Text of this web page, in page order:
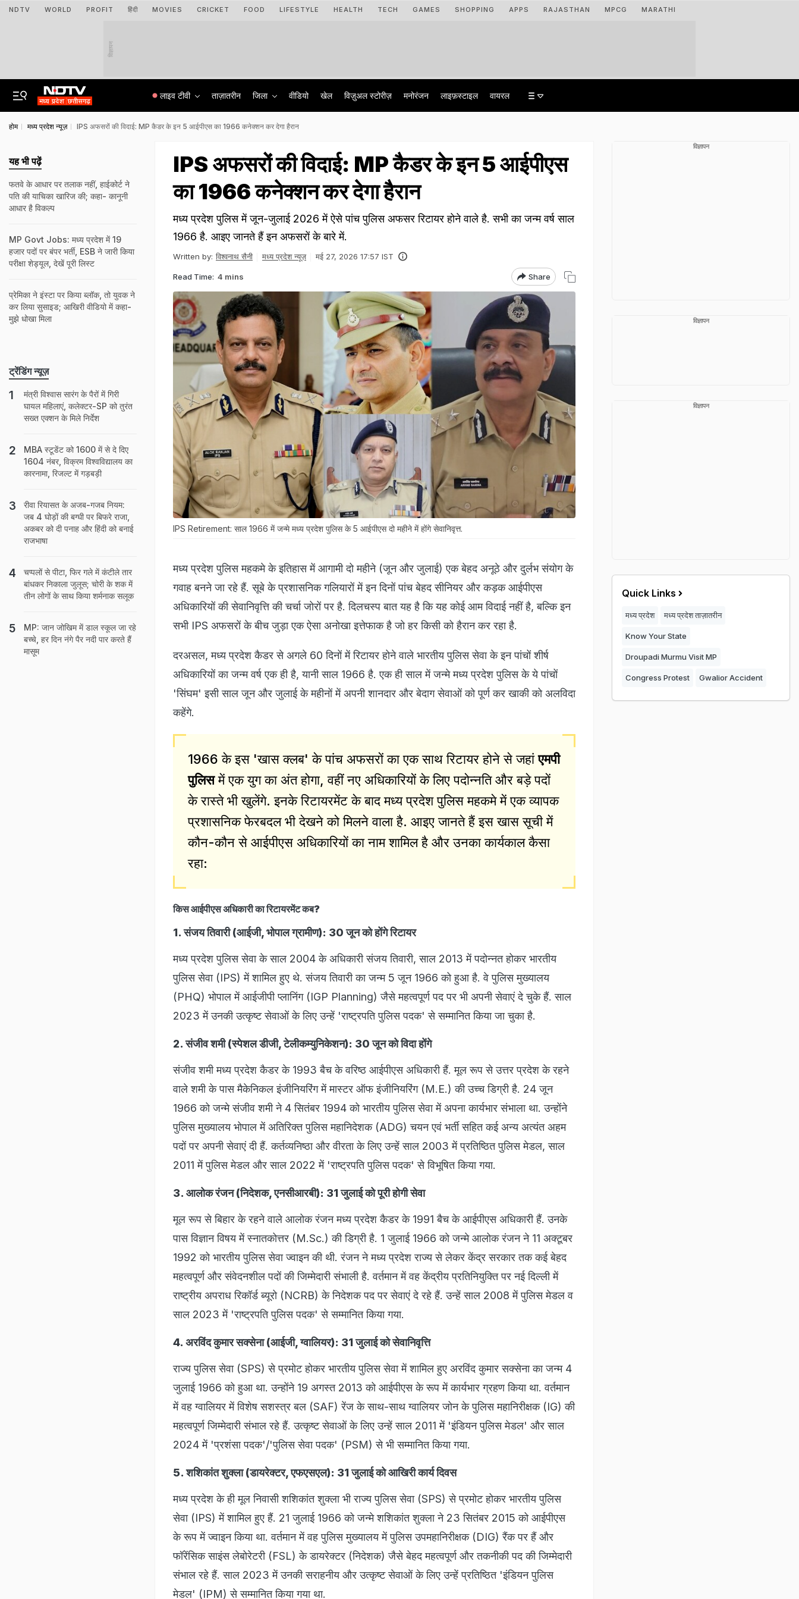
NDTV WORLD PROFIT हिंदी MOVIES CRICKET FOOD LIFESTYLE HEALTH TECH GAMES SHOPPING APPS RAJASTHAN MPCG MARATHI
विज्ञापन
लाइव टीवी ताज़ातरीन जिला वीडियो खेल विज़ुअल स्टोरीज़ मनोरंजन लाइफ़स्टाइल वायरल
होम मध्य प्रदेश न्यूज़ IPS अफसरों की विदाई: MP कैडर के इन 5 आईपीएस का 1966 कनेक्शन कर देगा हैरान
IPS अफसरों की विदाई: MP कैडर के इन 5 आईपीएस
का 1966 कनेक्शन कर देगा हैरान
मध्य प्रदेश पुलिस में जून-जुलाई 2026 में ऐसे पांच पुल‍िस अफसर रिटायर होने वाले है. सभी का जन्‍म वर्ष साल
1966 है. आइए जानते हैं इन अफसरों के बारे में.
Written by: विश्वनाथ सैनी मध्य प्रदेश न्यूज़ मई 27, 2026 17:57 IST
Read Time: 4 mins Share
IPS Retirement: साल 1966 में जन्मे मध्य प्रदेश पुल‍िस के 5 आईपीएस दो महीने में होंगे सेवानिवृत्त.
मध्य प्रदेश पुलिस महकमे के इतिहास में आगामी दो महीने (जून और जुलाई) एक बेहद अनूठे और दुर्लभ संयोग के
गवाह बनने जा रहे हैं. सूबे के प्रशासनिक गलियारों में इन दिनों पांच बेहद सीनियर और कड़क आईपीएस
अधिकारियों की सेवानिवृत्ति की चर्चा जोरों पर है. दिलचस्प बात यह है कि यह कोई आम विदाई नहीं है, बल्कि इन
सभी IPS अफसरों के बीच जुड़ा एक ऐसा अनोखा इत्तेफाक है जो हर किसी को हैरान कर रहा है.
दरअसल, मध्य प्रदेश कैडर से अगले 60 दिनों में रिटायर होने वाले भारतीय पुलिस सेवा के इन पांचों शीर्ष
अधिकारियों का जन्म वर्ष एक ही है, यानी साल 1966 है. एक ही साल में जन्मे मध्य प्रदेश पुलिस के ये पांचों
'सिंघम' इसी साल जून और जुलाई के महीनों में अपनी शानदार और बेदाग सेवाओं को पूर्ण कर खाकी को अलविदा
कहेंगे.
1966 के इस 'खास क्लब' के पांच अफसरों का एक साथ रिटायर होने से जहांएमपी
पुलिसमें एक युग का अंत होगा, वहीं नए अधिकारियों के लिए पदोन्नति और बड़े पदों
के रास्ते भी खुलेंगे. इनके रिटायरमेंट के बाद मध्य प्रदेश पुलिस महकमे में एक व्यापक
प्रशासनिक फेरबदल भी देखने को मिलने वाला है. आइए जानते हैं इस खास सूची में
कौन-कौन से आईपीएस अधिकारियों का नाम शामिल है और उनका कार्यकाल कैसा
रहा:
किस आईपीएस अधिकारी का रिटायरमेंट कब?
1. संजय तिवारी (आईजी, भोपाल ग्रामीण): 30 जून को होंगे रिटायर
मध्य प्रदेश पुलिस सेवा के साल 2004 के अधिकारी संजय तिवारी, साल 2013 में पदोन्नत होकर भारतीय
पुलिस सेवा (IPS) में शामिल हुए थे. संजय तिवारी का जन्म 5 जून 1966 को हुआ है. वे पुलिस मुख्यालय
(PHQ) भोपाल में आईजीपी प्लानिंग (IGP Planning) जैसे महत्वपूर्ण पद पर भी अपनी सेवाएं दे चुके हैं. साल
2023 में उनकी उत्कृष्ट सेवाओं के लिए उन्हें 'राष्ट्रपति पुलिस पदक' से सम्मानित किया जा चुका है.
2. संजीव शमी (स्पेशल डीजी, टेलीकम्युनिकेशन): 30 जून को विदा होंगे
संजीव शमी मध्य प्रदेश कैडर के 1993 बैच के वरिष्ठ आईपीएस अधिकारी हैं. मूल रूप से उत्तर प्रदेश के रहने
वाले शमी के पास मैकेनिकल इंजीनियरिंग में मास्टर ऑफ इंजीनियरिंग (M.E.) की उच्च डिग्री है. 24 जून
1966 को जन्मे संजीव शमी ने 4 सितंबर 1994 को भारतीय पुलिस सेवा में अपना कार्यभार संभाला था. उन्होंने
पुलिस मुख्यालय भोपाल में अतिरिक्त पुलिस महानिदेशक (ADG) चयन एवं भर्ती सहित कई अन्य अत्यंत अहम
पदों पर अपनी सेवाएं दी हैं. कर्तव्यनिष्ठा और वीरता के लिए उन्हें साल 2003 में प्रतिष्ठित पुलिस मेडल, साल
2011 में पुलिस मेडल और साल 2022 में 'राष्ट्रपति पुलिस पदक' से विभूषित किया गया.
3. आलोक रंजन (निदेशक, एनसीआरबी): 31 जुलाई को पूरी होगी सेवा
मूल रूप से बिहार के रहने वाले आलोक रंजन मध्य प्रदेश कैडर के 1991 बैच के आईपीएस अधिकारी हैं. उनके
पास विज्ञान विषय में स्नातकोत्तर (M.Sc.) की डिग्री है. 1 जुलाई 1966 को जन्मे आलोक रंजन ने 11 अक्टूबर
1992 को भारतीय पुलिस सेवा ज्वाइन की थी. रंजन ने मध्य प्रदेश राज्य से लेकर केंद्र सरकार तक कई बेहद
महत्वपूर्ण और संवेदनशील पदों की जिम्मेदारी संभाली है. वर्तमान में वह केंद्रीय प्रतिनियुक्ति पर नई दिल्ली में
राष्ट्रीय अपराध रिकॉर्ड ब्यूरो (NCRB) के निदेशक पद पर सेवाएं दे रहे हैं. उन्हें साल 2008 में पुलिस मेडल व
साल 2023 में 'राष्ट्रपति पुलिस पदक' से सम्मानित किया गया.
4. अरविंद कुमार सक्सेना (आईजी, ग्वालियर): 31 जुलाई को सेवानिवृत्ति
राज्य पुलिस सेवा (SPS) से प्रमोट होकर भारतीय पुलिस सेवा में शामिल हुए अरविंद कुमार सक्सेना का जन्म 4
जुलाई 1966 को हुआ था. उन्होंने 19 अगस्त 2013 को आईपीएस के रूप में कार्यभार ग्रहण किया था. वर्तमान
में वह ग्वालियर में विशेष सशस्त्र बल (SAF) रेंज के साथ-साथ ग्वालियर जोन के पुलिस महानिरीक्षक (IG) की
महत्वपूर्ण जिम्मेदारी संभाल रहे हैं. उत्कृष्ट सेवाओं के लिए उन्हें साल 2011 में 'इंडियन पुलिस मेडल' और साल
2024 में 'प्रशंसा पदक'/'पुलिस सेवा पदक' (PSM) से भी सम्मानित किया गया.
5. शशिकांत शुक्ला (डायरेक्टर, एफएसएल): 31 जुलाई को आखिरी कार्य दिवस
मध्य प्रदेश के ही मूल निवासी शशिकांत शुक्ला भी राज्य पुलिस सेवा (SPS) से प्रमोट होकर भारतीय पुलिस
सेवा (IPS) में शामिल हुए हैं. 21 जुलाई 1966 को जन्मे शशिकांत शुक्ला ने 23 सितंबर 2015 को आईपीएस
के रूप में ज्वाइन किया था. वर्तमान में वह पुलिस मुख्यालय में पुलिस उपमहानिरीक्षक (DIG) रैंक पर हैं और
फॉरेंसिक साइंस लेबोरेटरी (FSL) के डायरेक्टर (निदेशक) जैसे बेहद महत्वपूर्ण और तकनीकी पद की जिम्मेदारी
संभाल रहे हैं. साल 2023 में उनकी सराहनीय और उत्कृष्ट सेवाओं के लिए उन्हें प्रतिष्ठित 'इंडियन पुलिस
मेडल' (IPM) से सम्मानित किया गया था.
यह भी पढ़ें
फतवे के आधार पर तलाक नहीं, हाईकोर्ट ने
पति की याचिका खारिज की; कहा- कानूनी
आधार है विकल्प
MP Govt Jobs: मध्य प्रदेश में 19
हजार पदों पर बंपर भर्ती, ESB ने जारी किया
परीक्षा शेड्यूल, देखें पूरी लिस्ट
प्रेमिका ने इंस्टा पर किया ब्लॉक, तो युवक ने
कर लिया सुसाइड; आखिरी वीडियो में कहा-
मुझे धोखा मिला
ट्रेंडिंग न्यूज़
मंत्री विश्वास सारंग के पैरों में गिरी
घायल महिलाएं, कलेक्टर-SP को तुरंत
सख्त एक्शन के मिले निर्देश
MBA स्‍टूडेंट को 1600 में से दे दिए
1604 नंबर, विक्रम विश्वविद्यालय का
कारनामा, रिजल्‍ट में गड़बड़ी
रीवा रियासत के अजब-गजब नियम:
जब 4 घोड़ों की बग्घी पर बिफरे राजा,
अकबर को दी पनाह और हिंदी को बनाई
राजभाषा
चप्पलों से पीटा, फिर गले में कंटीले तार
बांधकर निकाला जुलूस; चोरी के शक में
तीन लोगों के साथ किया शर्मनाक सलूक
MP: जान जोखिम में डाल स्कूल जा रहे
बच्चे, हर दिन नंगे पैर नदी पार करते हैं
मासूम
विज्ञापन
विज्ञापन
विज्ञापन
Quick Links
मध्य प्रदेश मध्य प्रदेश ताज़ातरीन
Know Your State
Droupadi Murmu Visit MP
Congress Protest Gwalior Accident